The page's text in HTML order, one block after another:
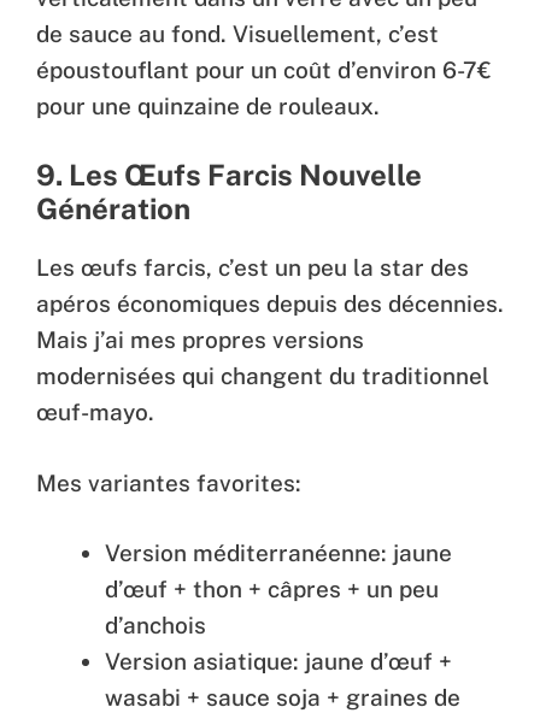
de sauce au fond. Visuellement, c’est
époustouflant pour un coût d’environ 6-7€
pour une quinzaine de rouleaux.
9. Les Œufs Farcis Nouvelle
Génération
Les œufs farcis, c’est un peu la star des
apéros économiques depuis des décennies.
Mais j’ai mes propres versions
modernisées qui changent du traditionnel
œuf-mayo.
Mes variantes favorites:
Version méditerranéenne: jaune
d’œuf + thon + câpres + un peu
d’anchois
Version asiatique: jaune d’œuf +
wasabi + sauce soja + graines de